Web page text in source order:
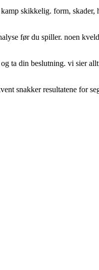
skikkelig. form, skader,
før du spiller. noen
ta din beslutning. vi sier
snakker resultatene for